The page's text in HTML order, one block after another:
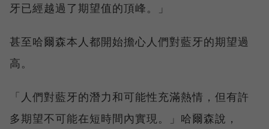
牙已經越過了期望值的頂峰。」
甚至哈爾森本人都開始擔心人們對藍牙的期望過
高。
「人們對藍牙的潛力和可能性充滿熱情，但有許
多期望不可能在短時間內實現。」哈爾森說，